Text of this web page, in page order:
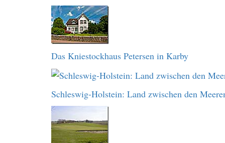
Das Kniestockhaus Petersen in Karby
Schleswig-Holstein: Land zwischen den